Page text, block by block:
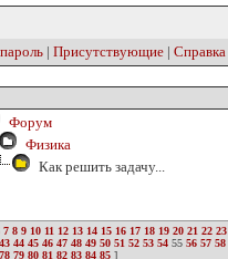
| Присутствующие | Справка
Форум
Физика
Как решить задачу...
7 8 9 10 11 12 13 14 15 16 17 18 19 20 21 22 23
43 44 45 46 47 48 49 50 51 52 53 54 55 56 57 58
78 79 80 81 82 83 84 85 ]